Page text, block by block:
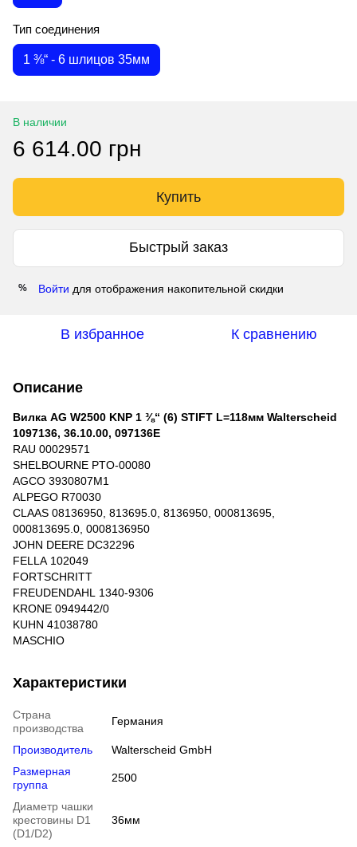
Тип соединения
1 ⅜“ - 6 шлицов 35мм
В наличии
6 614.00 грн
Купить
Быстрый заказ
% Войти для отображения накопительной скидки
В избранное К сравнению
Описание
Вилка AG W2500 KNP 1 ⅜“ (6) STIFT L=118мм Walterscheid
1097136, 36.10.00, 097136E
RAU 00029571
SHELBOURNE PTO-00080
AGCO 3930807M1
ALPEGO R70030
CLAAS 08136950, 813695.0, 8136950, 000813695,
000813695.0, 0008136950
JOHN DEERE DC32296
FELLA 102049
FORTSCHRITT
FREUDENDAHL 1340-9306
KRONE 0949442/0
KUHN 41038780
MASCHIO
Характеристики
Страна
производства
Германия
Производитель
Walterscheid GmbH
Размерная
группа
2500
Диаметр чашки
крестовины D1
(D1/D2)
36мм